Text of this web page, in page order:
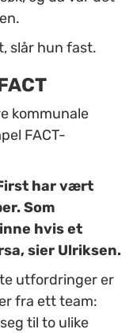
slår hun fast.
kommunale
FACT-
har vært
Som
hvis et
sier Ulriksen.
utfordringer er
fra ett team:
til to ulike